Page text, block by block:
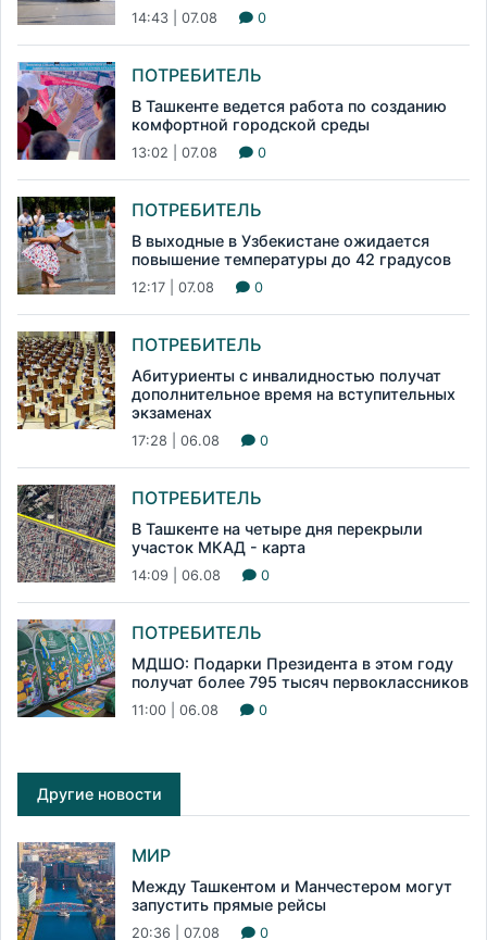
14:43 | 07.08 0
ПОТРЕБИТЕЛЬ
В Ташкенте ведется работа по созданию
комфортной городской среды
13:02 | 07.08 0
ПОТРЕБИТЕЛЬ
В выходные в Узбекистане ожидается
повышение температуры до 42 градусов
12:17 | 07.08 0
ПОТРЕБИТЕЛЬ
Абитуриенты с инвалидностью получат
дополнительное время на вступительных
экзаменах
17:28 | 06.08 0
ПОТРЕБИТЕЛЬ
В Ташкенте на четыре дня перекрыли
участок МКАД - карта
14:09 | 06.08 0
ПОТРЕБИТЕЛЬ
МДШО: Подарки Президента в этом году
получат более 795 тысяч первоклассников
11:00 | 06.08 0
Другие новости
МИР
Между Ташкентом и Манчестером могут
запустить прямые рейсы
20:36 | 07.08 0